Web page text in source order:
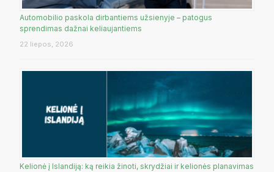
Automobilio paskola dirbantiems užsienyje – patogus
sprendimas dažnai keliaujantiems
22 liepos, 2026
Kelionė į Islandiją: ką reikia žinoti, skrydžiai ir kelionės planavimas